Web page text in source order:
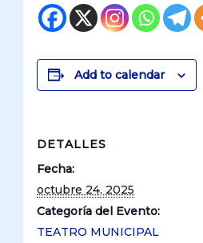
Add to calendar
DETALLES
Fecha:
octubre 24, 2025
Categoría del Evento:
TEATRO MUNICIPAL